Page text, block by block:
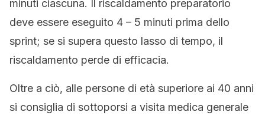
minuti ciascuna. Il riscaldamento preparatorio
deve essere eseguito 4 – 5 minuti prima dello
sprint; se si supera questo lasso di tempo, il
riscaldamento perde di efficacia.
Oltre a ciò, alle persone di età superiore ai 40 anni
si consiglia di sottoporsi a visita medica generale